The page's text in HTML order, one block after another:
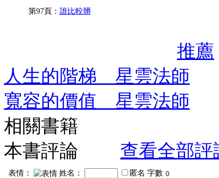
第97頁： 誰比較髒
推薦
人生的階梯 星雲法師
寬容的價值 星雲法師
相關書籍
本書評論
查看全部評
表情： 姓名： 匿名 字數